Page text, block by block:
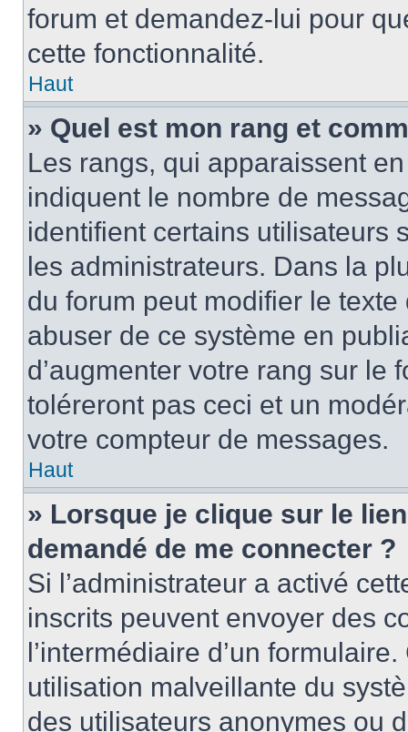
forum et demandez-lui pour
cette fonctionnalité.
Haut
» Quel est mon rang et
Les rangs, qui apparaissent
indiquent le nombre de
identifient certains utilisateurs
les administrateurs. Dans la
du forum peut modifier le
abuser de ce système en
d’augmenter votre rang sur le
toléreront pas ceci et un
votre compteur de messages.
Haut
» Lorsque je clique sur le
demandé de me connecter ?
Si l’administrateur a activé
inscrits peuvent envoyer des
l’intermédiaire d’un
utilisation malveillante du
des utilisateurs anonymes ou